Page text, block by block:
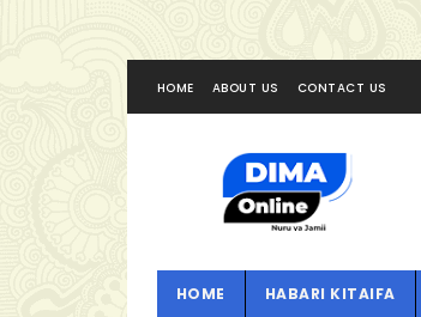
HOME ABOUT US CONTACT US
HOME HABARI KITAIFA